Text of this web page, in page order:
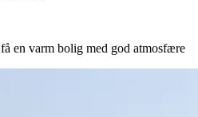
en varm bolig med god atmosfære